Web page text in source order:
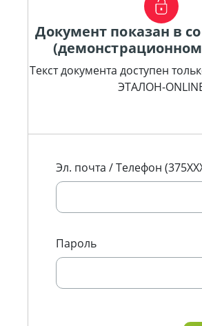
Документ показан в
Текст документа доступен
ЭТАЛОН-
Эл. почта / Телефон
Пароль